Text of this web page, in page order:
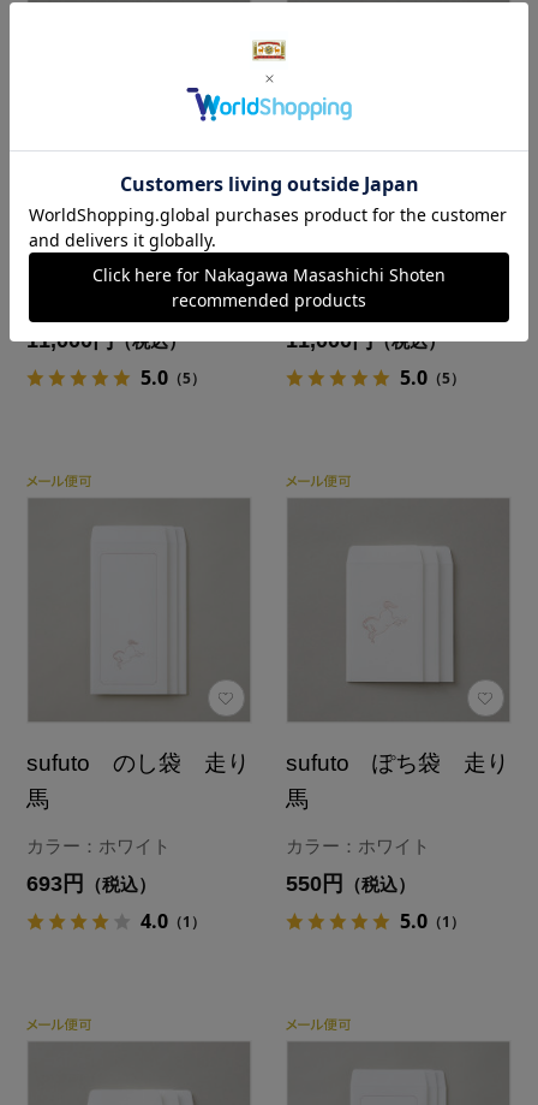
sufuto 名刺入れ
11,000円（税込）
5.0 （5）
sufuto 名刺入れ
カラー：鉄紺
11,000円（税込）
5.0 （5）
sufuto のし袋 走り
馬
カラー：ホワイト
693円 （税込）
4.0 （1）
sufuto ぽち袋 走り
馬
カラー：ホワイト
550円 （税込）
5.0 （1）